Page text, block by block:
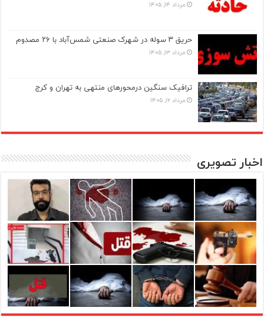
مرداد ۱۴, ۱۴۰۵
حریق ۳ سوله در شهرک صنعتی شمس‌آباد با ۲۶ مصدوم
مرداد ۱۳, ۱۴۰۵
ترافیک سنگین درمحورهای منتهی به تهران و کرج
مرداد ۱۲, ۱۴۰۵
اخبار تصویری